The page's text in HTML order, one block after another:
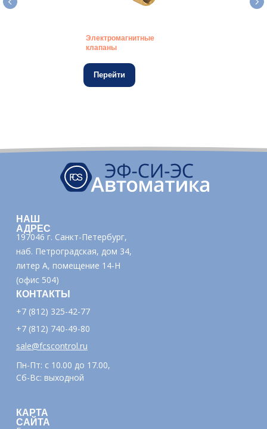
Электромагнитные
клапаны
Перейти
НАШ
АДРЕС
КОНТАКТЫ
КАРТА
САЙТА
197046 г. Санкт-Петербург,
наб. Петроградская, дом 34,
литер А, помещение 14-Н
(офис 504)
+7 (812) 325-42-77
+7 (812) 740-49-80
sale@fcscontrol.ru
Пн-Пт: с 10.00 до 17.00,
Сб-Вс: выходной